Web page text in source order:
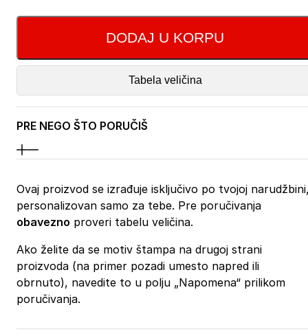
DODAJ U KORPU
Tabela veličina
PRE NEGO ŠTO PORUČIŠ
Ovaj proizvod se izrađuje isključivo po tvojoj
personalizovan samo za tebe. Pre poručivanja
obavezno proveri tabelu veličina.
Ako želite da se motiv štampa na drugoj strani
proizvoda (na primer pozadi umesto napred ili
obrnuto), navedite to u polju „Napomena“ prilikom
poručivanja.